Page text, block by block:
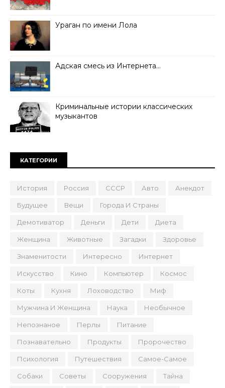
Ураган по имени Лола
Адская смесь из Интернета…
Криминальные истории классических
музыкантов
КАТЕГОРИИ
История Россия СССР Авто Анекдот
Будущее Вещи Города И Страны
Демотиватор Деньги Дети Диета
Женщина Животные Загадки Здоровье
Знаменитости Интересно Интернет
Искусство Кино Компьютер Космос
Коты Кухня Лоховодство Миф
Мужчина И Женщина Наука Необычное
Непознаное Перлы Питание
Познавательно Продукты Пророчество
Психология Путешествия Самое-Самое
Собаки Советы Сооружения Тайна